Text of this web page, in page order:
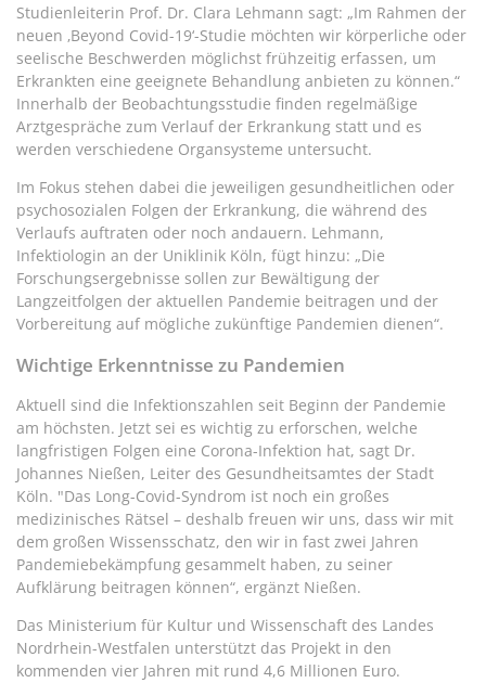
Studienleiterin Prof. Dr. Clara Lehmann sagt: „Im Rahmen der
neuen ‚Beyond Covid-19‘-Studie möchten wir körperliche oder
seelische Beschwerden möglichst frühzeitig erfassen, um
Erkrankten eine geeignete Behandlung anbieten zu können.“
Innerhalb der Beobachtungsstudie finden regelmäßige
Arztgespräche zum Verlauf der Erkrankung statt und es
werden verschiedene Organsysteme untersucht.
Im Fokus stehen dabei die jeweiligen gesundheitlichen oder
psychosozialen Folgen der Erkrankung, die während des
Verlaufs auftraten oder noch andauern. Lehmann,
Infektiologin an der Uniklinik Köln, fügt hinzu: „Die
Forschungsergebnisse sollen zur Bewältigung der
Langzeitfolgen der aktuellen Pandemie beitragen und der
Vorbereitung auf mögliche zukünftige Pandemien dienen“.
Wichtige Erkenntnisse zu Pandemien
Aktuell sind die Infektionszahlen seit Beginn der Pandemie
am höchsten. Jetzt sei es wichtig zu erforschen, welche
langfristigen Folgen eine Corona-Infektion hat, sagt Dr.
Johannes Nießen, Leiter des Gesundheitsamtes der Stadt
Köln. "Das Long-Covid-Syndrom ist noch ein großes
medizinisches Rätsel – deshalb freuen wir uns, dass wir mit
dem großen Wissensschatz, den wir in fast zwei Jahren
Pandemiebekämpfung gesammelt haben, zu seiner
Aufklärung beitragen können“, ergänzt Nießen.
Das Ministerium für Kultur und Wissenschaft des Landes
Nordrhein-Westfalen unterstützt das Projekt in den
kommenden vier Jahren mit rund 4,6 Millionen Euro.